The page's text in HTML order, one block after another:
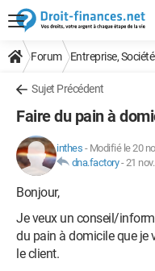
Forum Entreprise,
Sujet Précédent
Faire du pain à
inthes - Modifié le 20
dna.factory-21
Bonjour,
Je veux un conseil/
du pain à domicile que je
le client.